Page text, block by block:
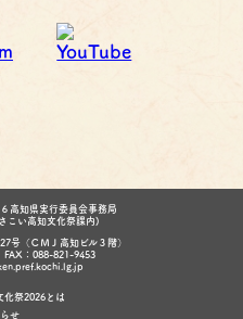
高知県実行委員会事務局
こい高知文化祭課内)
号（ＣＭＪ高知ビル３階）
FAX：088-821-9453
化祭2026とは
せ